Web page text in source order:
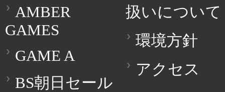
AMBER
GAMES
GAME A
BS朝日セール
扱いについて
環境方針
アクセス